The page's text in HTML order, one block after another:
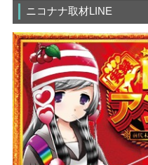
ニコナナ取材LINE